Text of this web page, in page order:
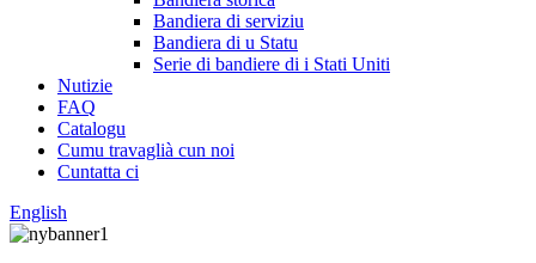
Bandiera di serviziu
Bandiera di u Statu
Serie di bandiere di i Stati Uniti
Nutizie
FAQ
Catalogu
Cumu travaglià cun noi
Cuntatta ci
English